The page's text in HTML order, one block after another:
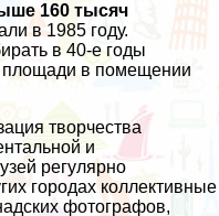
160 тысяч
в 1985 году.
в 40-е годы
площади в помещении
творчества
и
регулярно
городах коллективные
фотографов,